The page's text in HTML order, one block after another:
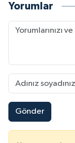
Yorumlar
Gönder